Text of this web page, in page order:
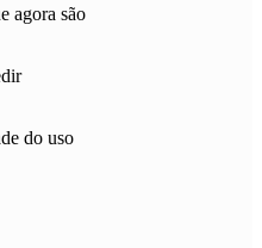
agora são
do uso